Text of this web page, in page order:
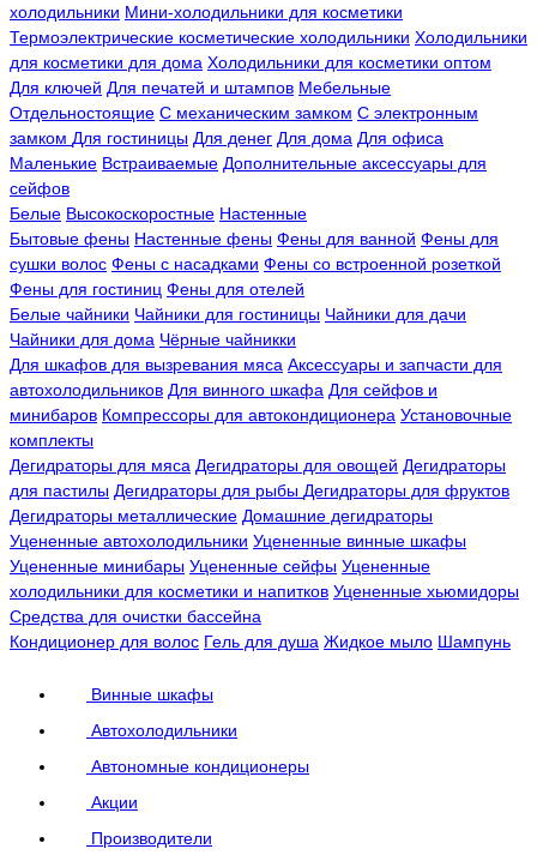
холодильники Мини-холодильники для косметики
Термоэлектрические косметические холодильники Холодильники
для косметики для дома Холодильники для косметики оптом
Для ключей Для печатей и штампов Мебельные
Отдельностоящие С механическим замком С электронным
замком Для гостиницы Для денег Для дома Для офиса
Маленькие Встраиваемые Дополнительные аксессуары для
сейфов
Белые Высокоскоростные Настенные
Бытовые фены Настенные фены Фены для ванной Фены для
сушки волос Фены с насадками Фены со встроенной розеткой
Фены для гостиниц Фены для отелей
Белые чайники Чайники для гостиницы Чайники для дачи
Чайники для дома Чёрные чайникки
Для шкафов для вызревания мяса Аксессуары и запчасти для
автохолодильников Для винного шкафа Для сейфов и
минибаров Компрессоры для автокондиционера Установочные
комплекты
Дегидраторы для мяса Дегидраторы для овощей Дегидраторы
для пастилы Дегидраторы для рыбы Дегидраторы для фруктов
Дегидраторы металлические Домашние дегидраторы
Уцененные автохолодильники Уцененные винные шкафы
Уцененные минибары Уцененные сейфы Уцененные
холодильники для косметики и напитков Уцененные хьюмидоры
Средства для очистки бассейна
Кондиционер для волос Гель для душа Жидкое мыло Шампунь
Винные шкафы
Автохолодильники
Автономные кондиционеры
Акции
Производители